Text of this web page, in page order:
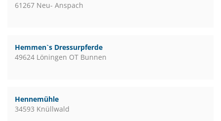
61267 Neu- Anspach
Hemmen`s Dressurpferde
49624 Löningen OT Bunnen
Hennemühle
34593 Knüllwald